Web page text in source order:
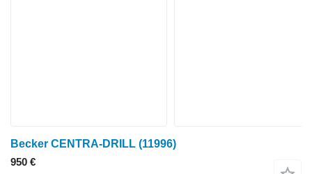
Becker CENTRA-DRILL (11996)
950 €